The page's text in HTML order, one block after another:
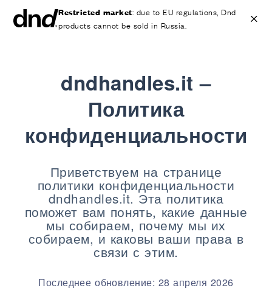
Restricted market: due to EU regulations, Dnd
products cannot be sold in Russia.
EN ES FR DE
ВСЕ ПРОДУКТЫ
Ручки для дверей
Ручки-скобы для дверей и ворот
Персонализированные ручки
Круглые ручки для дверей
Мебельные ручки и аксессуары
Ручки для подъемно-сдвижных дверей
ОТДЕЛКИ
dndhandles.it –
Политика
конфиденциальности
Приветствуем на странице
политики конфиденциальности
dndhandles.it. Эта политика
поможет вам понять, какие данные
мы собираем, почему мы их
собираем, и каковы ваши права в
связи с этим.
Последнее обновление: 28 апреля 2026